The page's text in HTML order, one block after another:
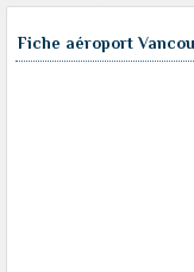
Fiche aéroport